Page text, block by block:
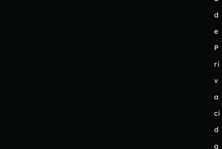
d
e
P
ri
v
a
ci
d
a